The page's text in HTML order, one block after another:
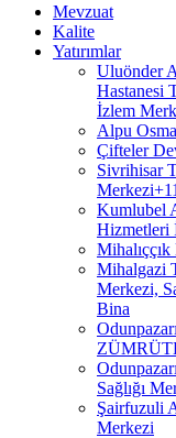
Mevzuat
Kalite
Yatırımlar
Uluönder
Hastanesi
İzlem
Alpu
Çifteler
Sivrihisar
Kumlubel
Hizmetleri
Mihalgazi
Merkezi,
Bina
Sağlığı
Şairfuzuli
Merkezi